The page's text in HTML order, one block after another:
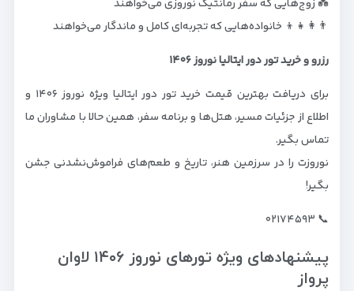
💑 زوج‌هایی که سفر رمانتیک نوروزی می‌خواهند
👨‍👩‍👧‍👦 خانواده‌هایی که تجربه‌ای کامل و ماندگار می‌خواهند
رزرو و خرید تور دور ایتالیا نوروز ۱۴۰۶
برای دریافت بهترین قیمت خرید تور دور ایتالیا ویژه نوروز ۱۴۰۶ و
اطلاع از جزئیات مسیر، هتل‌ها و برنامه سفر، همین حالا با مشاوران ما
تماس بگیر.
نوروزت را در سرزمین هنر، تاریخ و طعم‌های فراموش‌نشدنی جشن
بگیر!
📞 ۰۲۱۷۴۵۹۳
پیشنهادهای ویژه تورهای نوروز ۱۴۰۶ لاوان
پرواز